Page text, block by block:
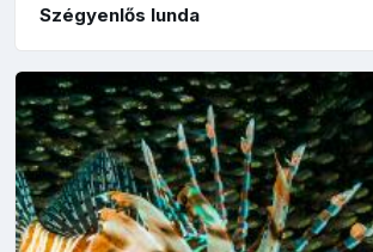
Szégyenlős lunda